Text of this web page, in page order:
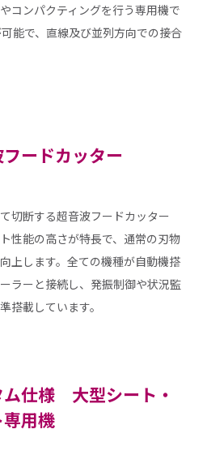
コンパクティングを行う専用機で
能で、直線及び並列方向での接合
ードカッター
切断する超音波フードカッター
性能の高さが特長で、通常の刃物
上します。全ての機種が自動機搭
ラーと接続し、発振制御や状況監
搭載しています。
ム仕様 大型シート・
用機